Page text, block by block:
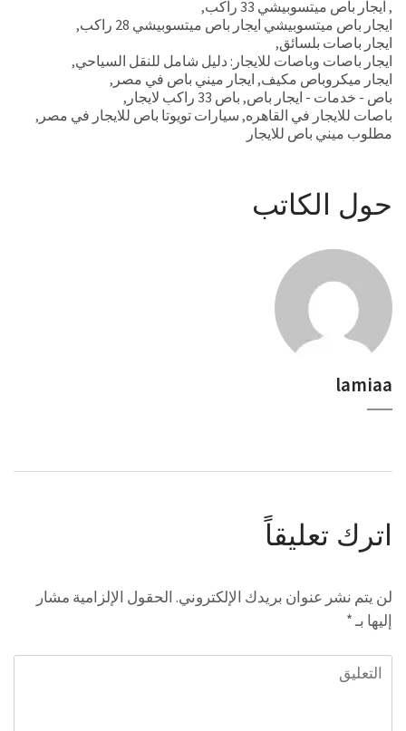
, ايجار باص ميتسوبيشي 33 راكب
,
ايجار باص ميتسوبيشي ايجار باص ميتسوبيشي 28 راكب
,
ايجار باصات بلسائق,
ايجار باصات وباصات للايجار: دليل شامل للنقل السياحي,
ايجار ميكروباص مكيف, ايجار ميني باص في مصر ,
باص - خدمات - ايجار باص, باص 33 راكب لايجار
,
باصات للايجار في القاهره, سيارات تويوتا باص للايجار في مصر ,
مطلوب ميني باص للايجار
حول الكاتب
lamiaa
اترك تعليقاً
لن يتم نشر عنوان بريدك الإلكتروني. الحقول الإلزامية مشار
إليها بـ*
التعليق